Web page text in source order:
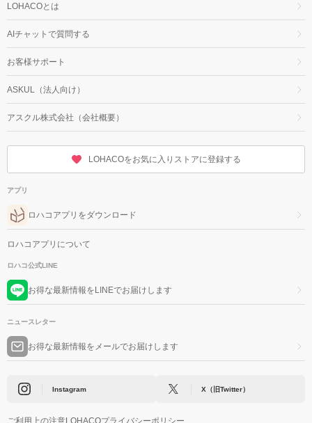
LOHACOとは
AIチャットで質問する
お客様サポート
ASKUL（法人向け）
アスクル株式会社（会社概要）
LOHACOをお気に入りストアに登録する
アプリ
ロハコアプリをダウンロード
ロハコアプリについて
ロハコ公式LINE
お得な最新情報をLINEでお届けします
ニュースレター
お得な最新情報をメールでお届けします
Instagram X（旧Twitter）